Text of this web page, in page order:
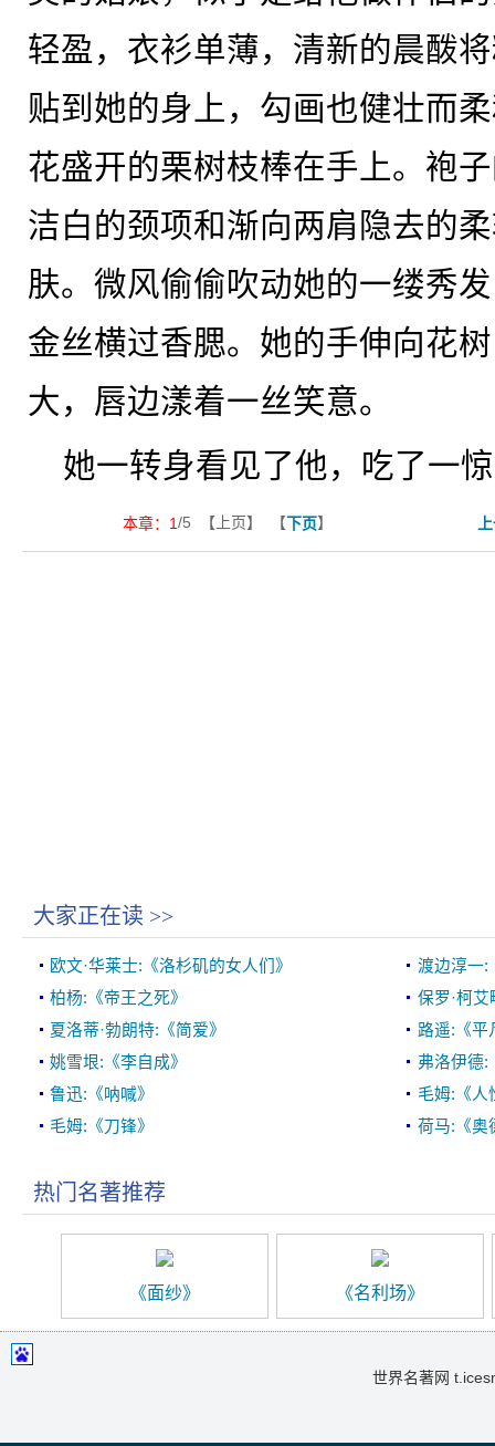
轻盈，衣衫单薄，清新的晨酦
贴到她的身上，勾画也健壮而
花盛开的栗树枝棒在手上。袍
洁白的颈项和渐向两肩隐去的
肤。微风偷偷吹动她的一缕秀
金丝横过香腮。她的手伸向花
大，唇边漾着一丝笑意。
她一转身看见了他，吃了一
本章： 1/5 【上页】 【下页】
大家正在读 >>
欧文·华莱士:《洛杉矶的女人们》
渡边淳一:
柏杨:《帝王之死》
保罗·柯
夏洛蒂·勃朗特:《简爱》
路遥:《平
姚雪垠:《李自成》
弗洛伊德:
鲁迅:《呐喊》
毛姆:《人
毛姆:《刀锋》
荷马:《奥
热门名著推荐
《面纱》 《名利场》
世界名著网